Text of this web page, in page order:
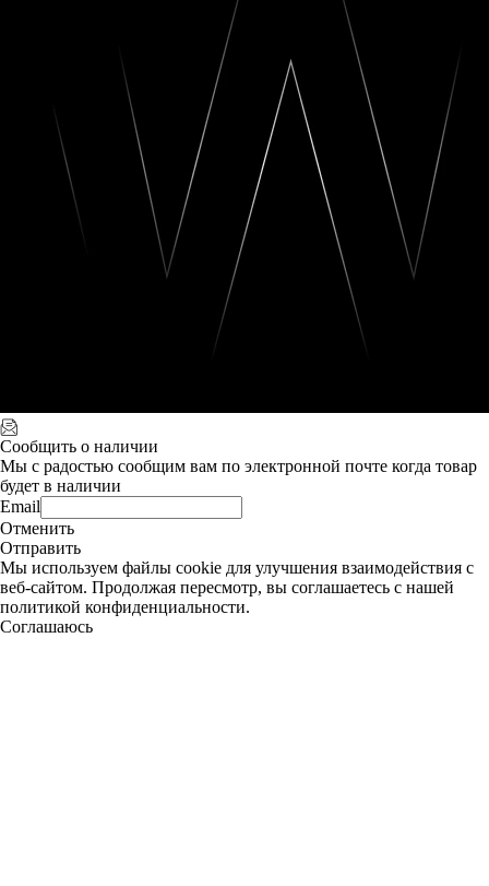
Сообщить о наличии
Мы с радостью сообщим вам по электронной почте когда товар
будет в наличии
Email
Отменить
Отправить
Мы используем файлы cookie для улучшения взаимодействия с
веб-сайтом. Продолжая пересмотр, вы соглашаетесь с нашей
политикой конфиденциальности.
Соглашаюсь